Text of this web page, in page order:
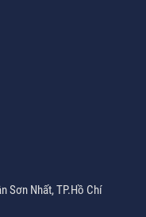
Sơn Nhất, TP.Hồ Chí